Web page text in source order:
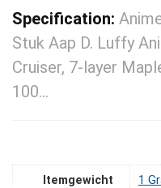
Specification:
Stuk Aap D. Luffy
Cruiser, 7-layer
100…
Itemgewicht ‎1